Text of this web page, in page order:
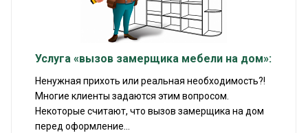
Услуга «вызов замерщика мебели на дом»:
Ненужная прихоть или реальная необходимость?!
Многие клиенты задаются этим вопросом.
Некоторые считают, что вызов замерщика на дом
перед оформление...